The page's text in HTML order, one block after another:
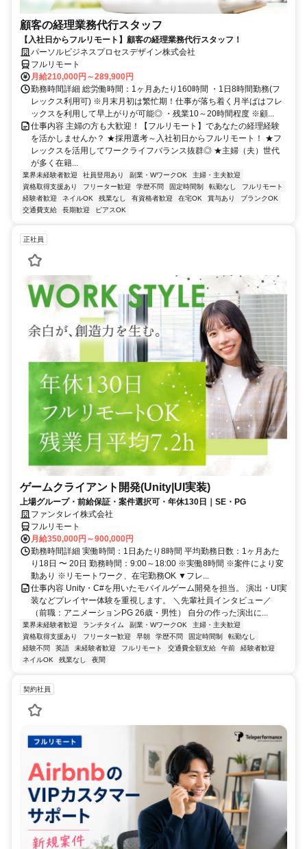
顧客の経理業務代行スタッフ
【入社日からフルリモート】顧客の経理業務代行スタッフ！
パーソルビジネスプロセスデザイン株式会社
フルリモート
月給210,000円～289,900円
勤務時間詳細 総労働時間：1ヶ月あたり160時間 ・1日8時間勤務(フ
レックス利用可) ※月末月初は繁忙期！仕事が落ち着く月半ばはフレ
ックスを利用して早上がりが可能◎ ・残業10～20時間程度 ※顧...
仕事内容 主婦の方も大歓迎！【フルリモート】であなたの経理経験
を活かしませんか？ ★採用選考～入社初日からフルリモート！ ★フ
レックスを活用してワークライフバランス抜群◎ ★主婦（夫）世代
が多く在籍...
業界未経験者歓迎 社員登用あり 副業・WワークOK
主婦・主夫歓迎
資格取得支援あり
フリーター歓迎 学歴不問 固定時間制 転勤なし
フルリモート
経験者歓迎
ネイルOK 残業なし 有資格者歓迎 在宅OK 賞与あり
ブランクOK
交通費支給
長期歓迎 ピアスOK
正社員
ゲームクライアント開発(Unity|UI実装)
上場グループ・前給保証・案件選択可・年休130日｜SE・PG
ファンタレイ株式会社
フルリモート
月給350,000円～900,000円
勤務時間詳細 実働時間：1日あたり8時間 平均勤務日数：1ヶ月あた
り18日 〜 20日 勤務時間：9:00～18:00 ※実働8時間 ※案件により変
動あり ※リモートワーク、在宅勤務OK ▼フレ...
仕事内容 Unity・C#を用いたモバイルゲーム開発を担当。 演出・UI実
装などプレイヤー体験を重視します。 ＼先輩社員インタビュー／
（前職：アニメーションPG 26歳・男性） 自分の作った演出に...
業界未経験者歓迎 ランチタイム 副業・WワークOK
主婦・主夫歓迎
資格取得支援あり
フリーター歓迎 早朝 学歴不問 固定時間制
転勤なし
経験不問
英語 未経験者歓迎 フルリモート 交通費全額支給 午前
経験者歓迎
ネイルOK
残業なし 夜間
契約社員